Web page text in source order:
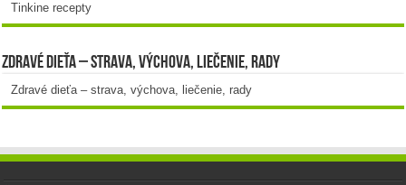
Tinkine recepty
Zdravé dieťa – strava, výchova, liečenie, rady
Zdravé dieťa – strava, výchova, liečenie, rady